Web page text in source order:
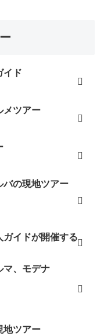
イド
メツアー
バの現地ツアー
イドが開催する
マ、モデナ
地ツアー